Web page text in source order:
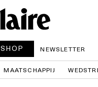
SHOP NEWSLETTER
MAATSCHAPPIJ